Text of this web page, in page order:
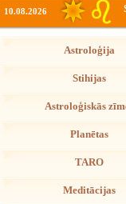
10.08.2026
Astroloģija
Stihijas
Astroloģiskās
Planētas
TARO
Meditācijas